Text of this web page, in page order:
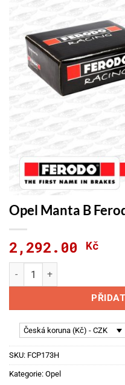
Opel Manta B
2,292.00 Kč
Opel Manta B Ferodo DS
Česká koruna (Kč) - CZK
SKU: FCP173H
Kategorie: Opel